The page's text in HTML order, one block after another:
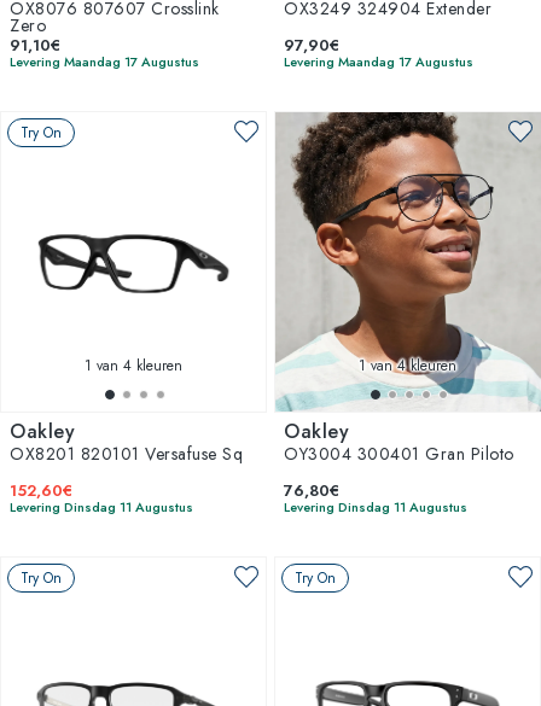
OX8076 807607 Crosslink
Zero
91,10€
Levering Maandag 17 Augustus
OX3249 324904 Extender
97,90€
Levering Maandag 17 Augustus
Try On
1 van 4 kleuren
Oakley
OX8201 820101 Versafuse Sq
152,60€
Levering Dinsdag 11 Augustus
1van 4 kleuren
Oakley
OY3004 300401 Gran Piloto
76,80€
Levering Dinsdag 11 Augustus
Try On Try On